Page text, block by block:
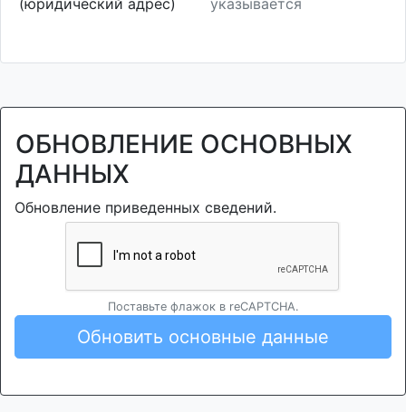
ОБНОВЛЕНИЕ ОСНОВНЫХ
ДАННЫХ
Обновление приведенных сведений.
Поставьте флажок в reCAPTCHA.
Обновить основные данные